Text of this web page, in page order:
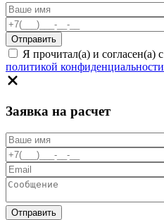
Я прочитал(а) и согласен(а) с
политикой конфиденциальности
Заявка на расчет